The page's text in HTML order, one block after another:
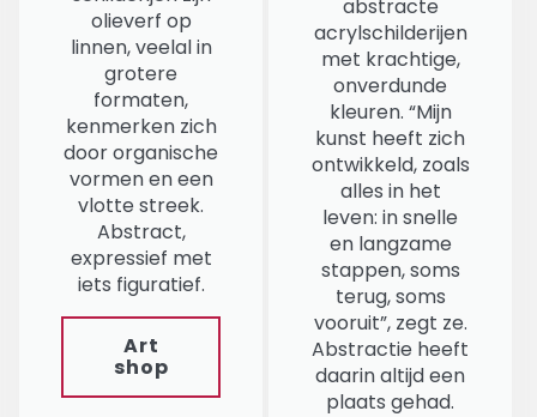
olieverf op
linnen, veelal in
grotere
formaten,
kenmerken zich
door organische
vormen en een
vlotte streek.
Abstract,
expressief met
iets figuratief.
Art
shop
abstracte
acrylschilderijen
met krachtige,
onverdunde
kleuren. “Mijn
kunst heeft zich
ontwikkeld, zoals
alles in het
leven: in snelle
en langzame
stappen, soms
terug, soms
vooruit”, zegt ze.
Abstractie heeft
daarin altijd een
plaats gehad.